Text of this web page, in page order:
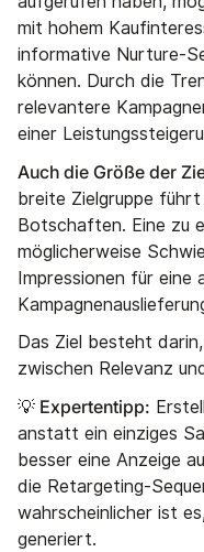
mit hohem
informative Nurture-
können. Durch die
relevantere
einer
Auch die Größe der
breite Zielgruppe
Botschaften. Eine zu
möglicherweise
Impressionen für eine
Das Ziel besteht
zwischen Relevanz
💡 Expertentipp:
anstatt ein einziges
besser eine Anzeige
die Retargeting-
wahrscheinlicher ist
generiert.